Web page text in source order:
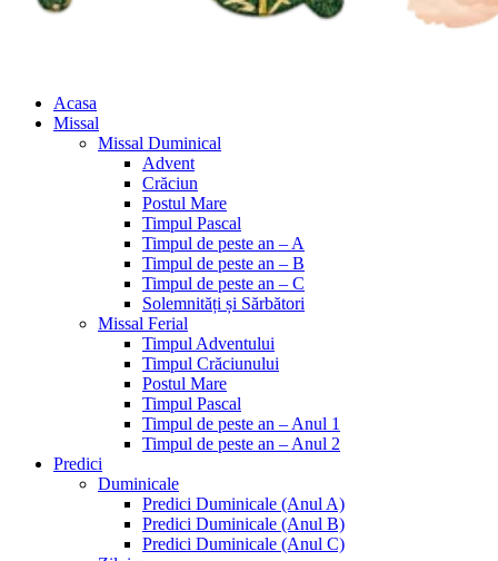
Acasa
Missal
Missal Duminical
Advent
Crăciun
Postul Mare
Timpul Pascal
Timpul de peste an – A
Timpul de peste an – B
Timpul de peste an – C
Solemnități și Sărbători
Missal Ferial
Timpul Adventului
Timpul Crăciunului
Postul Mare
Timpul Pascal
Timpul de peste an – Anul 1
Timpul de peste an – Anul 2
Predici
Duminicale
Predici Duminicale (Anul A)
Predici Duminicale (Anul B)
Predici Duminicale (Anul C)